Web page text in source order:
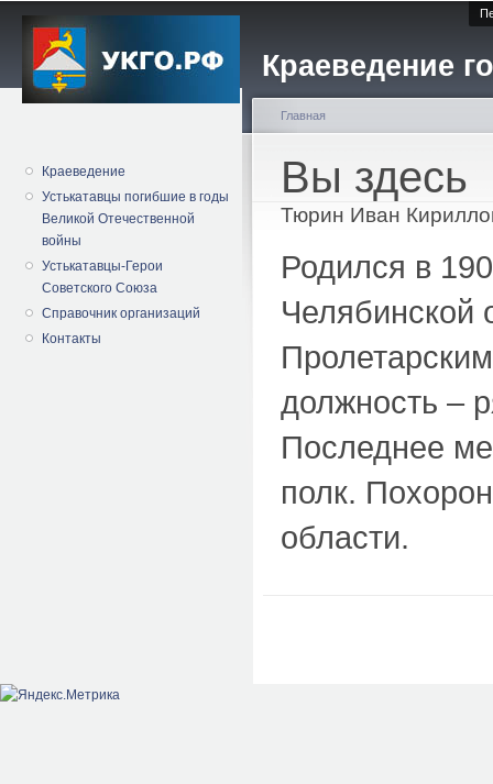
Краеведение
Краеведение
Устькатавцы погибшие в годы
Великой Отечественной
войны
Устькатавцы-Герои
Советского Союза
Справочник организаций
Контакты
Вы здесь
Главная
Тюрин Иван
Родился в
Челябинской
должность –
Последнее
полк.
области.